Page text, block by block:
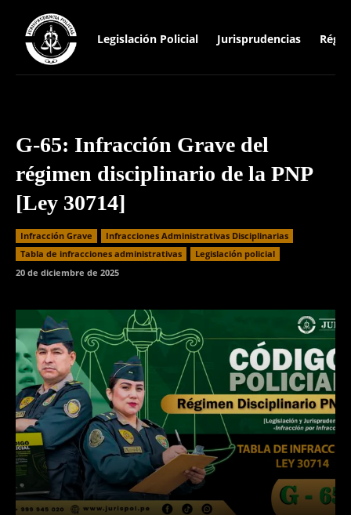
Legislación Policial Jurisprudencias
G-65: Infracción Grave del
régimen disciplinario de la PNP
[Ley 30714]
Infracción Grave
Infracciones Administrativas Disciplinarias
⁠Tabla de infracciones administrativas
Legislación policial
20 de diciembre de 2025